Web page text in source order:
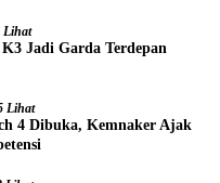
Lihat
Jadi Garda Terdepan
Lihat
4 Dibuka, Kemnaker Ajak